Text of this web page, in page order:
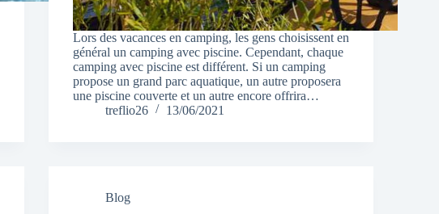
Lors des vacances en camping, les gens choisissent en
général un camping avec piscine. Cependant, chaque
camping avec piscine est différent. Si un camping
propose un grand parc aquatique, un autre proposera
une piscine couverte et un autre encore offrira…
treflio26
13/06/2021
Blog